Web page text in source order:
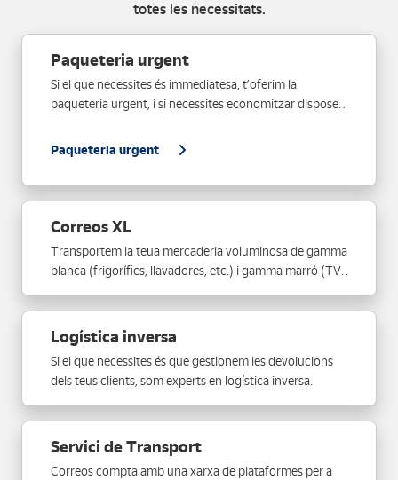
totes les necessitats.
Paqueteria urgent
Si el que necessites és immediatesa, t’oferim la
paqueteria urgent, i si necessites economitzar disposem
Paqueteria urgent
Correos XL
Transportem la teua mercaderia voluminosa de gamma
blanca (frigorífics, llavadores, etc.) i gamma marró (TV)
garantia i qualitat de Correos.
Logística inversa
Si el que necessites és que gestionem les devolucions
dels teus clients, som experts en logística inversa.
Servici de Transport
Correos compta amb una xarxa de plataformes per a